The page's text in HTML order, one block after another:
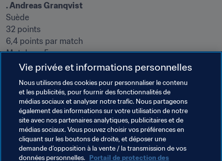
. Andreas Granqvist
Suède
32 points
6,4 points par match
Matches : 5
Buts : 2
Matches sans encaisser de but : 3
Meilleures performances : 12 points contre la République
de Corée et le Mexique
Vie privée et informations personnelles
Nous utilisons des cookies pour personnaliser le contenu
et les publicités, pour fournir des fonctionnalités de
médias sociaux et analyser notre trafic. Nous partageons
également des informations sur votre utilisation de notre
site avec nos partenaires analytiques, publicitaires et de
médias sociaux. Vous pouvez choisir vos préférences en
cliquant sur les boutons de droite, et déposer une
demande d’opposition à la vente / la transmission de vos
données personnelles. Portail de protection des